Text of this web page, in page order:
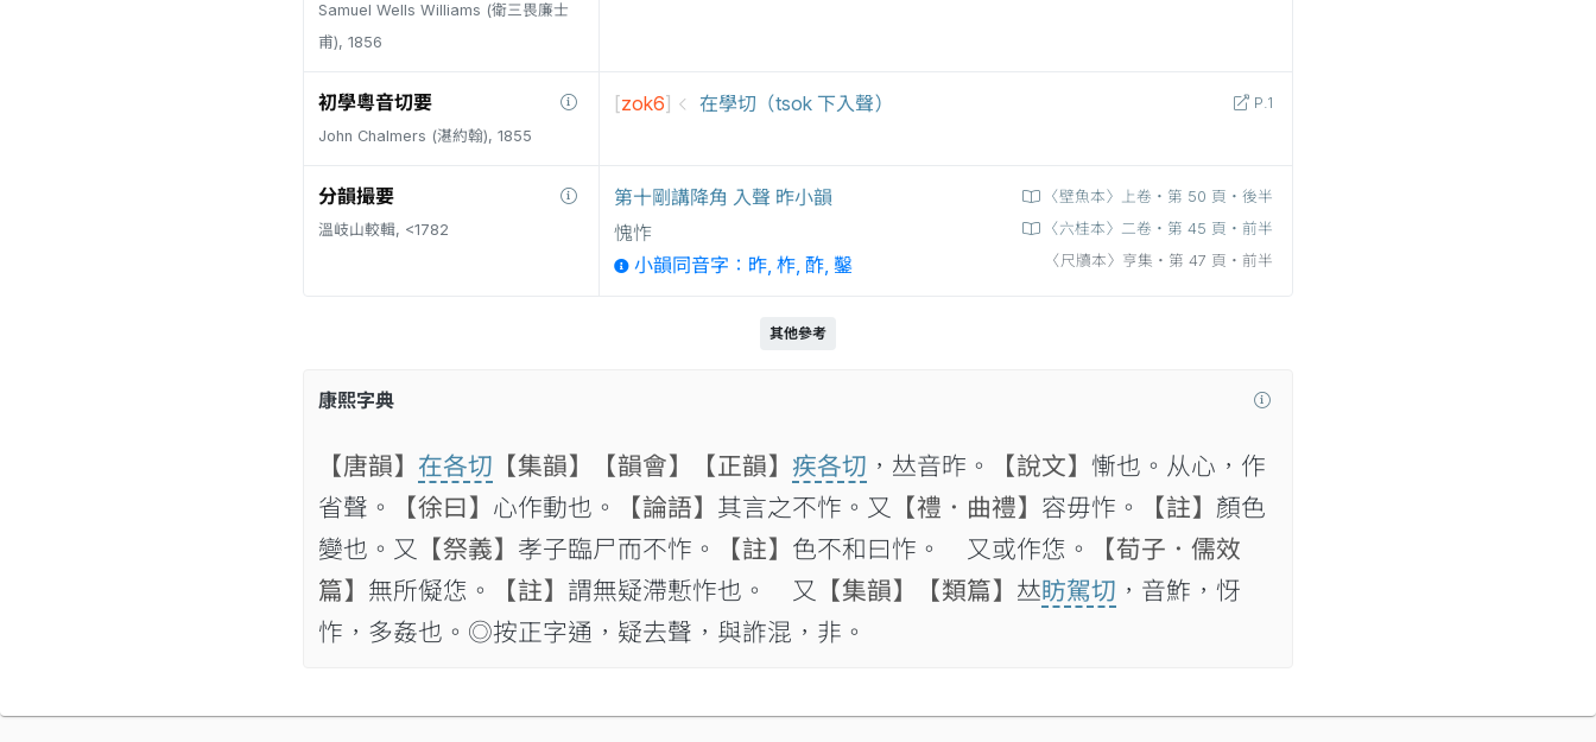
Samuel Wells Williams (衛三畏廉士
甫), 1856
初學粵音切要
John Chalmers (湛約翰), 1855
P.1
[zok6] 在學切（tsok 下入聲）
分韻撮要
溫岐山較輯, <1782
〈壁魚本〉上卷‧第 50 頁‧後半
〈六桂本〉二卷‧第 45 頁‧前半
〈尺牘本〉亨集‧第 47 頁‧前半
第十剛講降角 入聲 昨小韻
愧怍
小韻同音字：昨, 柞, 酢, 鑿
其他參考
康熙字典
【唐韻】 在各切 【集韻】 【韻會】 【正韻】 疾各切 ，𠀤音昨。 【說文】 慚也。从心，作
省聲。
【徐曰】 心作動也。 【論語】 其言之不怍。又 【禮．曲禮】 容毋怍。 【註】 顏色
變也。又
【祭義】 孝子臨尸而不怍。 【註】 色不和曰怍。 又或作㤰。
【荀子．儒效
篇】 無所儗㤰。 【註】 謂無疑滯慙怍也。 又 【集韻】 【類篇】 𠀤眆駕切 ，音鮓，㤉
怍，多姦也。◎按正字通，疑去聲，與𧧻混，非。